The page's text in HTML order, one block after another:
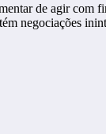
de agir com
negociações